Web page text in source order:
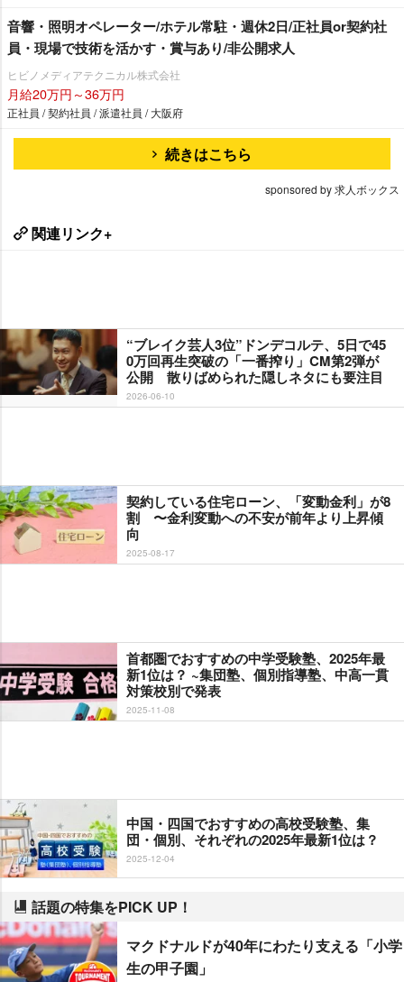
音響・照明オペレーター/ホテル常駐・週休2日/正社員or契約社
員・現場で技術を活かす・賞与あり/非公開求人
ヒビノメディアテクニカル株式会社
月給20万円～36万円
正社員 / 契約社員 / 派遣社員 / 大阪府
続きはこちら
sponsored by 求人ボックス
関連リンク+
“ブレイク芸人3位”ドンデコルテ、5日で45
0万回再生突破の「一番搾り」CM第2弾が
公開 散りばめられた隠しネタにも要注目
2026-06-10
契約している住宅ローン、「変動金利」が8
割 〜金利変動への不安が前年より上昇傾
向
2025-08-17
首都圏でおすすめの中学受験塾、2025年最
新1位は？ ~集団塾、個別指導塾、中高一貫
対策校別で発表
2025-11-08
中国・四国でおすすめの高校受験塾、集
団・個別、それぞれの2025年最新1位は？
2025-12-04
話題の特集をPICK UP！
マクドナルドが40年にわたり支える「小学
生の甲子園」